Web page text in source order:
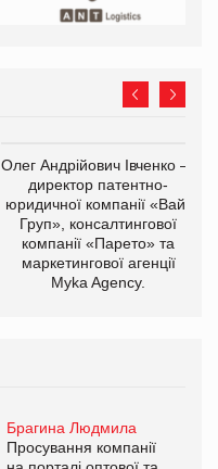
Олег Андрійович Івченко —
директор патентно-
юридичної компанії «Вайз
Груп», консалтингової
компанії «Парето» та
маркетингової агенції
Myka Agency.
Брагина Людмила
Просування компанії